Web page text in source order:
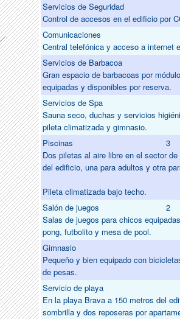
Servicios de Seguridad
Control de accesos en el edificio por
Comunicaciones
Central telefónica y acceso a internet
Servicios de Barbacoa
Gran espacio de barbacoas por
equipadas y disponibles por reserva.
Servicios de Spa
Sauna seco, duchas y servicios
pileta climatizada y gimnasio.
Piscinas
3
Dos piletas al aire libre en el sector
del edificio, una para adultos y otra
Pileta climatizada bajo techo.
Salón de juegos
2
Salas de juegos para chicos
pong, futbolito y mesa de pool.
Gimnasio
Pequeño y bien equipado con
de pesas.
Servicio de playa
En la playa Brava a 150 metros del
sombrilla y dos reposeras por